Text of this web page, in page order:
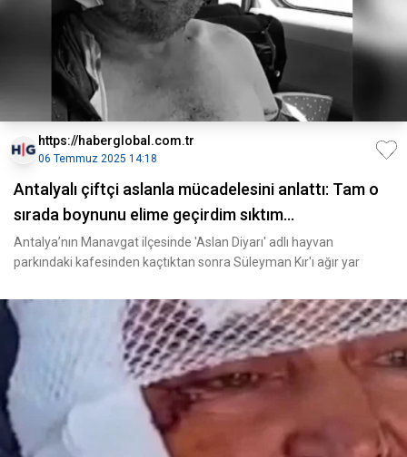
https://haberglobal.com.tr
06 Temmuz 2025 14:18
Antalyalı çiftçi aslanla mücadelesini anlattı: Tam o
sırada boynunu elime geçirdim sıktım...
Antalya’nın Manavgat ilçesinde 'Aslan Diyarı' adlı hayvan
parkındaki kafesinden kaçtıktan sonra Süleyman Kır'ı ağır yar